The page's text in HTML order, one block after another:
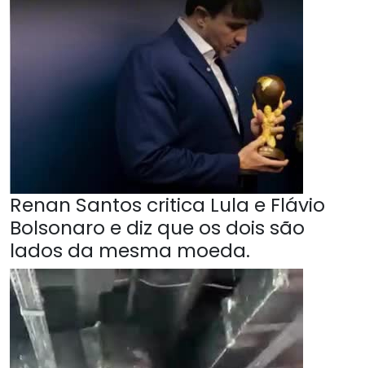
Renan Santos critica Lula e Flávio
Bolsonaro e diz que os dois são
lados da mesma moeda.